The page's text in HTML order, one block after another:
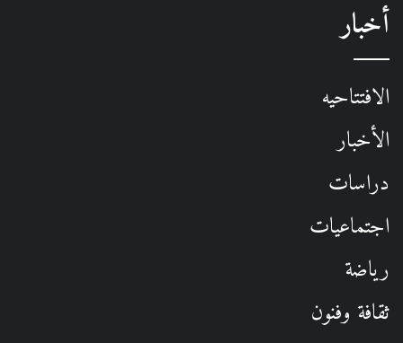
أخبار
الافتتاحيه
الأخبار
دراسات
اجتماعيات
رياضة
ثقافة وفنون